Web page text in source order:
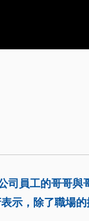
司員工的哥哥與
示，除了職場